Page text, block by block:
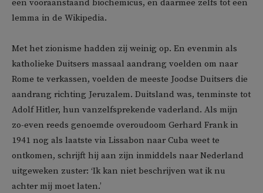
een vooraanstaand biochemicus, en daarmee zelfs tot een
lemma in de Wikipedia.
Met het zionisme hadden zij weinig op. En evenmin als
katholieke Duitsers massaal aandrang voelden om naar
Rome te verkassen, voelden de meeste Joodse Duitsers die
aandrang richting Jeruzalem. Duitsland was, tenminste tot
Adolf Hitler, hun vanzelfsprekende vaderland. Als mijn
zo-even reeds genoemde overoudoom Gerhard Frank in
1941 nog als laatste via Lissabon naar Cuba weet te
ontkomen, schrijft hij aan zijn inmiddels naar Nederland
uitgeweken zuster: ‘Ik kan niet beschrijven wat ik nu
achter mij moet laten.’